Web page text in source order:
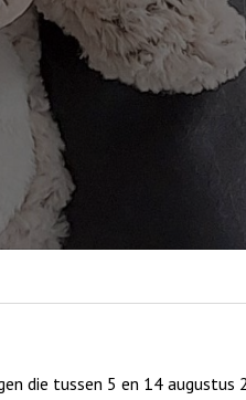
die tussen 5 en 14